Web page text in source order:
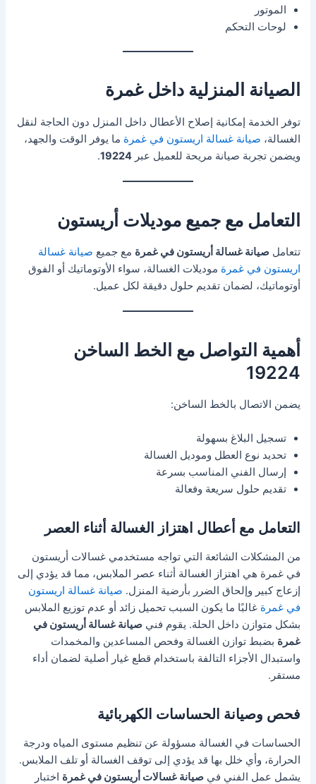
الموتور
لوحات التحكم
الصيانة المنزلية داخل غمرة
توفر الخدمة إمكانية إصلاح الأعطال داخل المنزل دون الحاجة لنقل
الغسالة، صيانة غسالة اريستون في غمرة ما يوفر الوقت والجهد،
ويضمن تجربة صيانة مريحة للعميل عبر19224
.
التعامل مع جميع موديلات أريستون
تتعاملصيانة غسالة أريستون في غمرة مع جميع صيانة غسالة
اريستون في غمرة موديلات الغسالة، سواء الأوتوماتيك أو الفوق
أوتوماتيك، لضمان تقديم حلول دقيقة لكل عميل.
أهمية التواصل مع الخط الساخن
19224
يضمن الاتصال بالخط الساخن:
تسجيل البلاغ بسهولة
تحديد نوع العطل وموديل الغسالة
إرسال الفني المناسب بسرعة
تقديم حلول سريعة وفعالة
التعامل مع أعطال اهتزاز الغسالة أثناء العصر
من المشكلات الشائعة التي تواجه مستخدمي غسالات أريستون
في غمرة هي اهتزاز الغسالة أثناء عصر الملابس، مما قد يؤدي إلى
إزعاج كبير وإلحاق الضرر بأرضية المنزل. صيانة غسالة اريستون
في غمرة غالبًا ما يكون السبب تحميل زائد أو عدم توزيع الملابس
بشكل متوازن داخل الحلة. يقوم فنيصيانة غسالة أريستون في
غمرة بضبط توازن الغسالة وفحص المساعدين والمخمدات
واستبدال الأجزاء التالفة باستخدام قطع غيار أصلية لضمان أداء
مستقر.
فحص وصيانة الحساسات الكهربائية
الحساسات في الغسالة مسؤولة عن تنظيم مستوى المياه ودرجة
الحرارة، وأي خلل بها قد يؤدي إلى توقف الغسالة أو تلف الملابس.
يشمل عمل الفني فيصيانة غسالات أريستون في غمرة اختبار